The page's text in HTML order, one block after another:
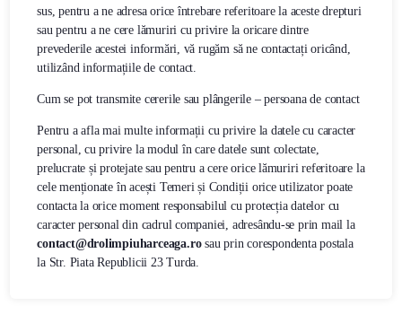
sus, pentru a ne adresa orice întrebare referitoare la aceste drepturi
sau pentru a ne cere lămuriri cu privire la oricare dintre
prevederile acestei informări, vă rugăm să ne contactați oricând,
utilizând informațiile de contact.
Cum se pot transmite cererile sau plângerile – persoana de contact
Pentru a afla mai multe informații cu privire la datele cu caracter
personal, cu privire la modul în care datele sunt colectate,
prelucrate și protejate sau pentru a cere orice lămuriri referitoare la
cele menționate în acești Temeri și Condiții orice utilizator poate
contacta la orice moment responsabilul cu protecția datelor cu
caracter personal din cadrul companiei, adresându-se prin mail la
contact@drolimpiuharceaga.rosau prin corespondenta postala
la Str. Piata Republicii 23 Turda.